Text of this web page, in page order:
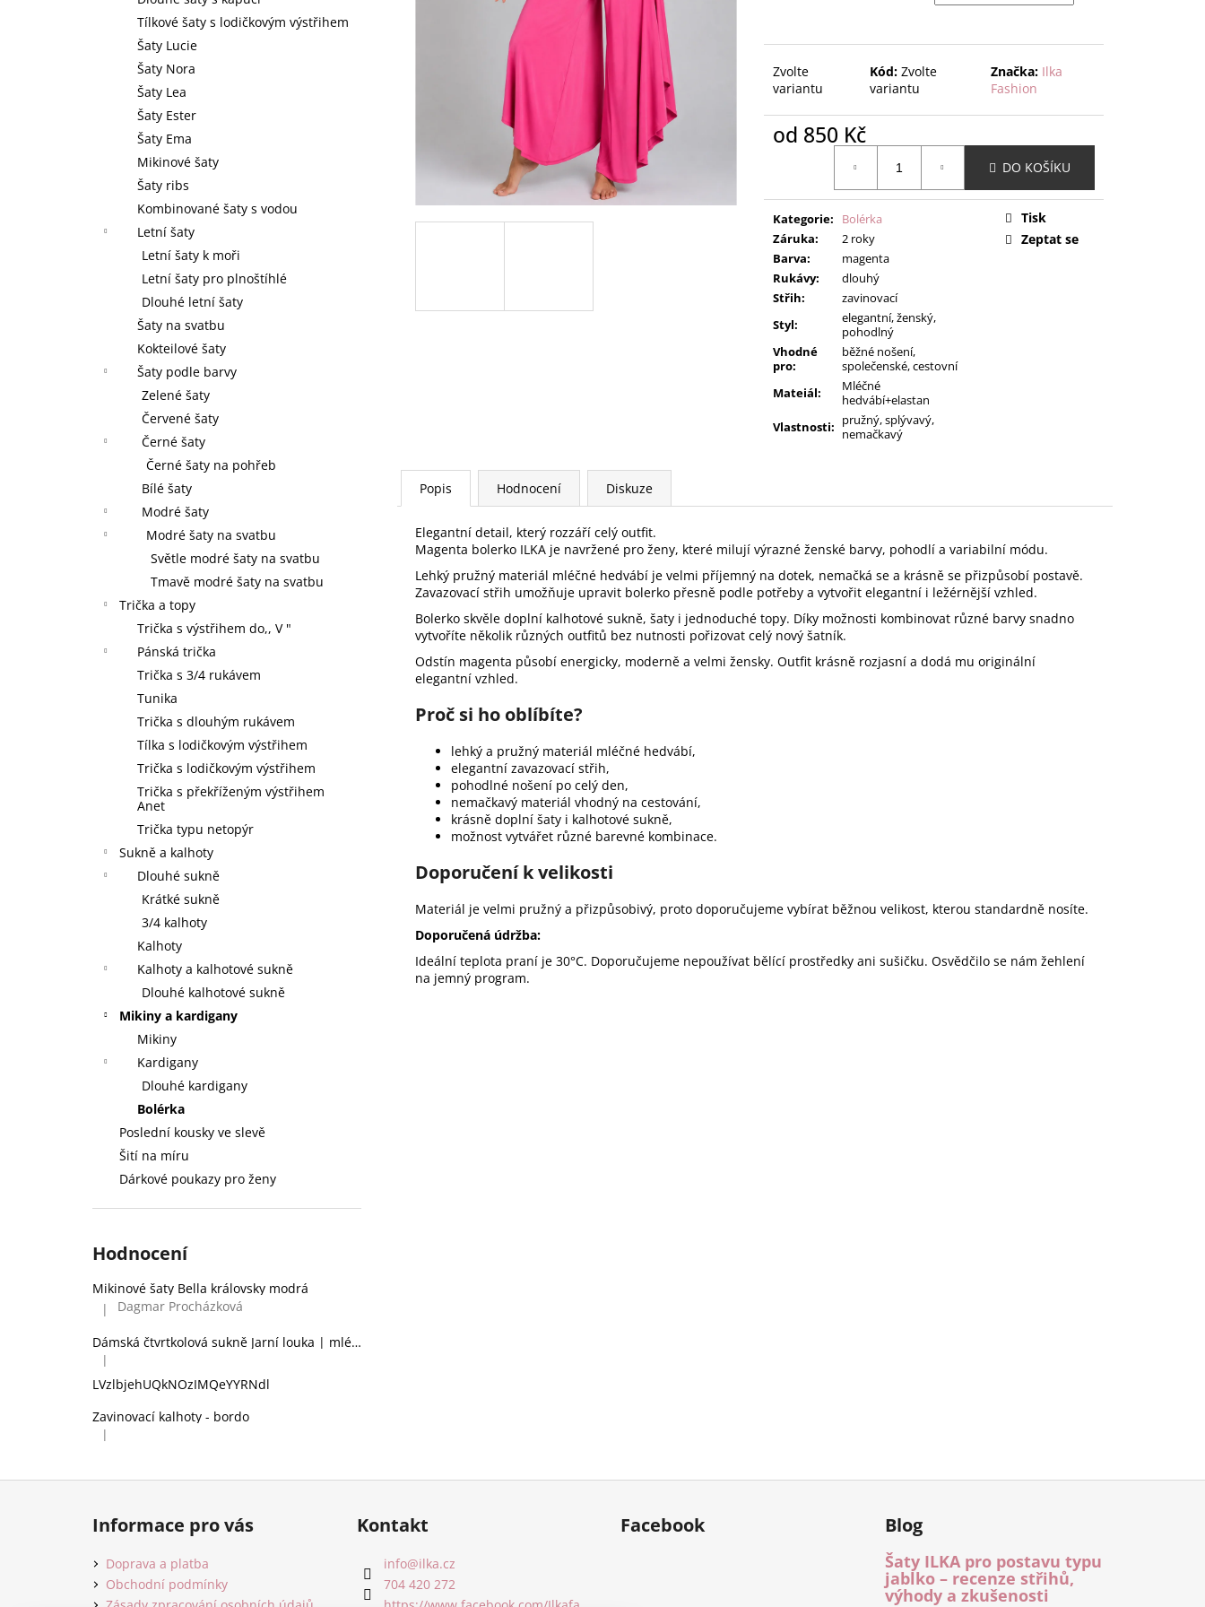
Tílkové šaty s lodičkovým výstřihem
Šaty Lucie
Šaty Nora
Šaty Lea
Šaty Ester
Šaty Ema
Mikinové šaty
Šaty ribs
Kombinované šaty s vodou
Letní šaty
Letní šaty k moři
Letní šaty pro plnoštíhlé
Dlouhé letní šaty
Šaty na svatbu
Kokteilové šaty
Šaty podle barvy
Zelené šaty
Červené šaty
Černé šaty
Černé šaty na pohřeb
Bílé šaty
Modré šaty
Modré šaty na svatbu
Světle modré šaty na svatbu
Tmavě modré šaty na svatbu
Trička a topy
Trička s výstřihem do,, V "
Pánská trička
Trička s 3/4 rukávem
Tunika
Trička s dlouhým rukávem
Tílka s lodičkovým výstřihem
Trička s lodičkovým výstřihem
Trička s překříženým výstřihem
Anet
Trička typu netopýr
Sukně a kalhoty
Dlouhé sukně
Krátké sukně
3/4 kalhoty
Kalhoty
Kalhoty a kalhotové sukně
Dlouhé kalhotové sukně
Mikiny a kardigany
Mikiny
Kardigany
Dlouhé kardigany
Bolérka
Poslední kousky ve slevě
Šití na míru
Dárkové poukazy pro ženy
Hodnocení
Mikinové šaty Bella královsky modrá
Hodnocení produktu je 5 z 5 hvězdiček.
| Dagmar Procházková
Dámská čtvrtkolová sukně Jarní louka | mléčné hedvábí
Hodnocení produktu je 2 z 5 hvězdiček.
|
LVzlbjehUQkNOzIMQeYYRNdl
Zavinovací kalhoty - bordo
Hodnocení produktu je 5 z 5 hvězdiček.
|
Zvolte
variantu
Kód: Zvolte
variantu
Značka: Ilka
Fashion
od 850 Kč
DO KOŠÍKU
Kategorie:
Bolérka
Záruka:
2 roky
Barva:
magenta
Rukávy:
dlouhý
Střih:
zavinovací
Styl:
elegantní, ženský,
pohodlný
Vhodné
pro:
běžné nošení,
společenské, cestovní
Mateiál:
Mléčné
hedvábí+elastan
Vlastnosti: pružný, splývavý,
nemačkavý
Tisk
Zeptat se
Popis Hodnocení Diskuze
Elegantní detail, který rozzáří celý outfit.
Magenta bolerko ILKA je navržené pro ženy, které milují výrazné ženské barvy, pohodlí a variabilní módu.
Lehký pružný materiál mléčné hedvábí je velmi příjemný na dotek, nemačká se a krásně se přizpůsobí postavě.
Zavazovací střih umožňuje upravit bolerko přesně podle potřeby a vytvořit elegantní i ležérnější vzhled.
Bolerko skvěle doplní kalhotové sukně, šaty i jednoduché topy. Díky možnosti kombinovat různé barvy snadno
vytvoříte několik různých outfitů bez nutnosti pořizovat celý nový šatník.
Odstín magenta působí energicky, moderně a velmi žensky. Outfit krásně rozjasní a dodá mu originální
elegantní vzhled.
Proč si ho oblíbíte?
lehký a pružný materiál mléčné hedvábí,
elegantní zavazovací střih,
pohodlné nošení po celý den,
nemačkavý materiál vhodný na cestování,
krásně doplní šaty i kalhotové sukně,
možnost vytvářet různé barevné kombinace.
Doporučení k velikosti
Materiál je velmi pružný a přizpůsobivý, proto doporučujeme vybírat běžnou velikost, kterou standardně nosíte.
Doporučená údržba:
Ideální teplota praní je 30°C. Doporučujeme nepoužívat bělící prostředky ani sušičku. Osvědčilo se nám žehlení
na jemný program.
Z
Informace pro vás
Doprava a platba
Obchodní podmínky
Kontakt
info@ilka.cz
704 420 272
Facebook Blog
Šaty ILKA pro postavu typu
jablko – recenze střihů,
výhody a zkušenosti